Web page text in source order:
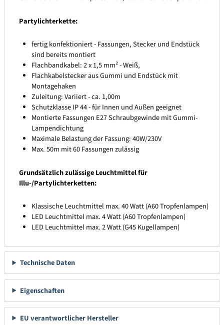
Partylichterkette:
fertig konfektioniert - Fassungen, Stecker und Endstück
sind bereits montiert
Flachbandkabel: 2 x 1,5 mm² - Weiß,
Flachkabelstecker aus Gummi und Endstück mit
Montagehaken
Zuleitung: Variiert - ca. 1,00m
Schutzklasse IP 44 - für Innen und Außen geeignet
Montierte Fassungen E27 Schraubgewinde mit Gummi-
Lampendichtung
Maximale Belastung der Fassung: 40W/230V
Max. 50m mit 60 Fassungen zulässig
Grundsätzlich zulässige Leuchtmittel für
Illu-/Partylichterketten:
Klassische Leuchtmittel max. 40 Watt (A60 Tropfenlampen)
LED Leuchtmittel max. 4 Watt (A60 Tropfenlampen)
LED Leuchtmittel max. 2 Watt (G45 Kugellampen)
Technische Daten
Eigenschaften
EU verantwortlicher Hersteller